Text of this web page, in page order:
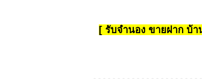
[ รับจำนอง ขายฝาก บ้า